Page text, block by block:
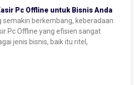
Pc Offline untuk Bisnis Anda
semakin berkembang, keberadaan
Pc Offline yang efisien sangat
jenis bisnis, baik itu ritel,